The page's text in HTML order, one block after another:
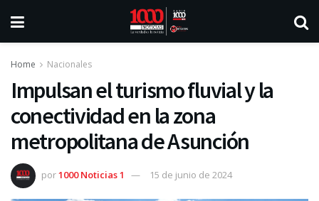
Home Nacionales
Impulsan el turismo fluvial y la
conectividad en la zona
metropolitana de Asunción
por1000 Noticias 1 15 de junio de 2024